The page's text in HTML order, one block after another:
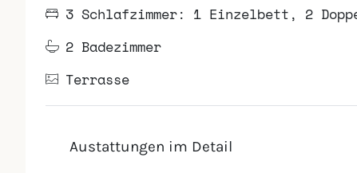
3 Schlafzimmer: 1 Einzelbett, 2
2 Badezimmer
Terrasse
Austattungen im Detail